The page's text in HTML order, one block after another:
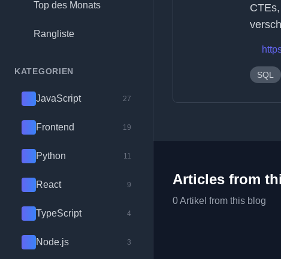
Top des Monats
Rangliste
KATEGORIEN
JavaScript 27
Frontend 19
Python 11
React 9
TypeScript 4
Node.js 3
SQL
Articles from
0 Artikel from this blog